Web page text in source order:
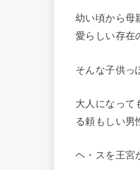
幼い頃から母
愛らしい存在
そんな子供っ
大人になって
る頼もしい男
ヘ・スを王宮